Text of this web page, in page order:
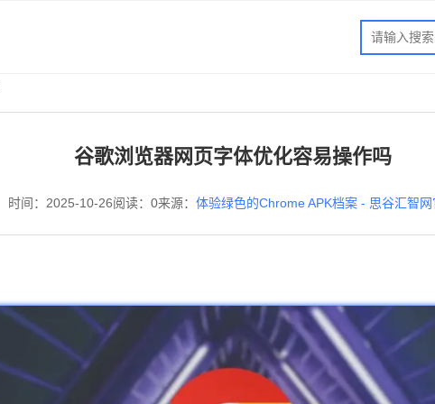
谷歌浏览器网页字体优化容易操作吗
时间：2025-10-26阅读：0来源： 体验绿色的Chrome APK档案 - 思谷汇智网